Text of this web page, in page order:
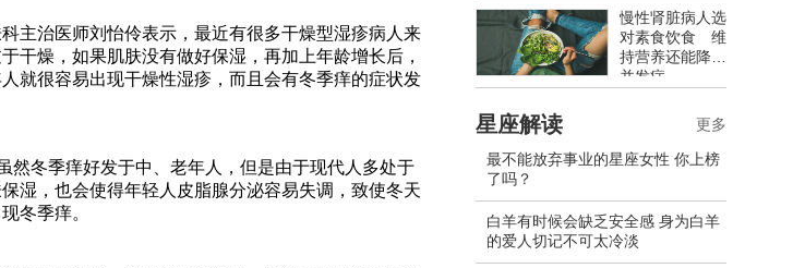
主治医师刘怡伶表示，最近有很多干燥型湿疹病人来
干燥，如果肌肤没有做好保湿，再加上年龄增长后，
就很容易出现干燥性湿疹，而且会有冬季痒的症状发
然冬季痒好发于中、老年人，但是由于现代人多处于
湿，也会使得年轻人皮脂腺分泌容易失调，致使冬天
冬季痒。
慢性肾脏病人选
对素食饮食 维
持营养还能降低
并发症
星座解读
最不能放弃事业的星座女性 你上榜
了吗？
白羊有时候会缺乏安全感 身为白羊
的爱人切记不可太冷淡
更多